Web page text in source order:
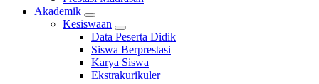
Akademik
Kesiswaan
Data Peserta Didik
Siswa Berprestasi
Karya Siswa
Ekstrakurikuler